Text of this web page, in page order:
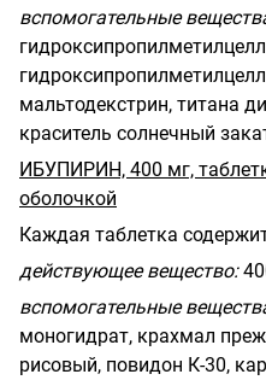
вспомогательные
мальтодекстрин, титана
краситель солнечный
ИБУПИРИН, 400 мг,
оболочкой
Каждая таблетка
действующее вещество:
вспомогательные
моногидрат, крахмал
рисовый, повидон К-30,